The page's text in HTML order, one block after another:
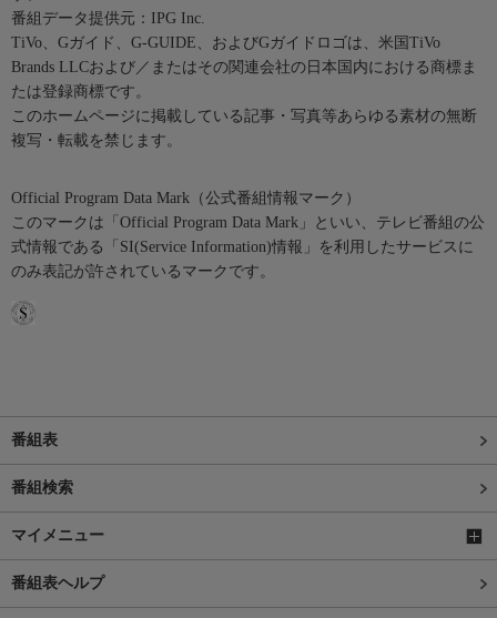
番組データ提供元：IPG Inc.
TiVo、Gガイド、G-GUIDE、およびGガイドロゴは、米国TiVo
Brands LLCおよび／またはその関連会社の日本国内における商標ま
たは登録商標です。
このホームページに掲載している記事・写真等あらゆる素材の無断
複写・転載を禁じます。
Official Program Data Mark（公式番組情報マーク）
このマークは「Official Program Data Mark」といい、テレビ番組の公
式情報である「SI(Service Information)情報」を利用したサービスに
のみ表記が許されているマークです。
番組表
番組検索
マイメニュー
番組表ヘルプ